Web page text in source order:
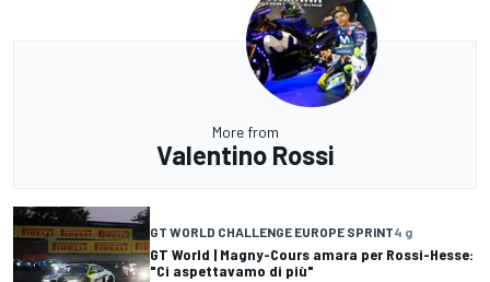
More from
Valentino Rossi
GT WORLD CHALLENGE EUROPE SPRINT4 g
GT World | Magny-Cours amara per Rossi-Hesse:
"Ci aspettavamo di più"